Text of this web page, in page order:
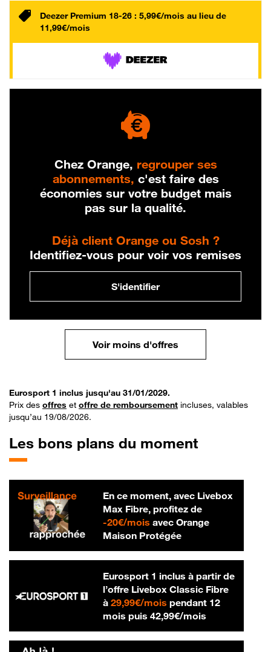
Deezer Premium 18-26 : 5,99€/mois au lieu de
11,99€/mois
Chez Orange, regrouper ses
abonnements, c'est faire des
économies sur votre budget mais
pas sur la qualité.
Déjà client Orange ou Sosh ?
Identifiez-vous pour voir vos remises
S'identifier
Voir moins d'offres
Eurosport 1 inclus jusqu'au 31/01/2029.
Prix des offres et offre de remboursement incluses, valables
jusqu’au 19/08/2026.
Les bons plans du moment
En ce moment, avec Livebox
Max Fibre, profitez de
-20€/mois20 € par mois
avec Orange
Maison Protégée
Eurosport 1 inclus à partir de
l’offre Livebox Classic Fibre
à 29,99€/mois29,99 € par mois
pendant 12
mois puis 42,99€/mois42,99 € par